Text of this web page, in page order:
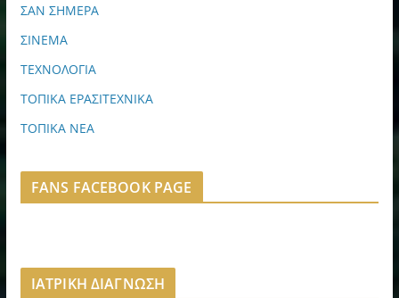
ΣΑΝ ΣΗΜΕΡΑ
ΣΙΝΕΜΑ
ΤΕΧΝΟΛΟΓΙΑ
ΤΟΠΙΚΑ ΕΡΑΣΙΤΕΧΝΙΚΑ
ΤΟΠΙΚΑ ΝΕΑ
FANS FACEBOOK PAGE
ΙΑΤΡΙΚΗ ΔΙΑΓΝΩΣΗ